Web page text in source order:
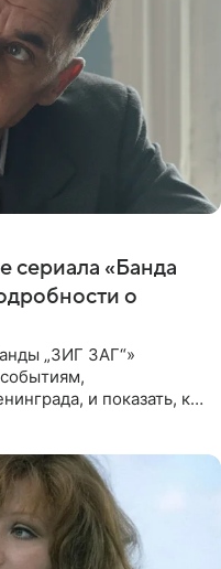
сериала «Банда
о
„ЗИГ ЗАГ“»
и показать, как